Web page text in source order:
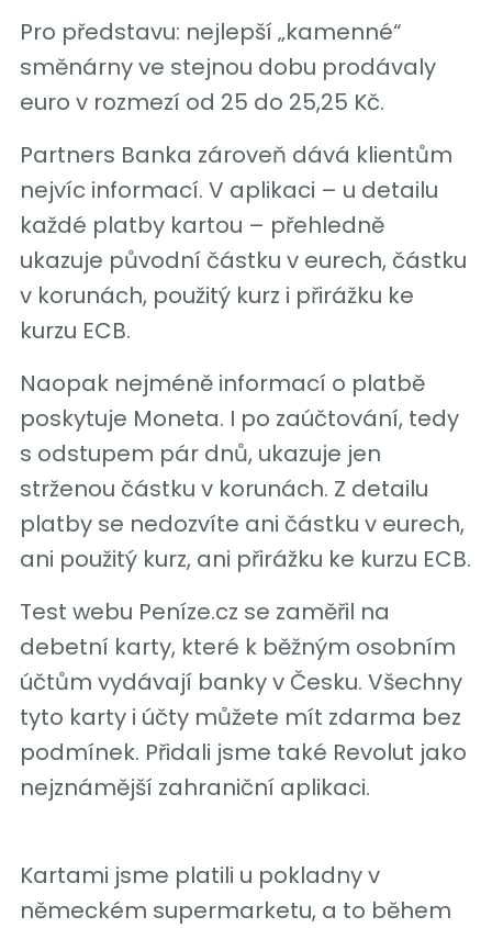
Pro představu: nejlepší „kamenné“
směnárny ve stejnou dobu prodávaly
euro v rozmezí od 25 do 25,25 Kč.
Partners Banka zároveň dává klientům
nejvíc informací. V aplikaci – u detailu
každé platby kartou – přehledně
ukazuje původní částku v eurech, částku
v korunách, použitý kurz i přirážku ke
kurzu ECB.
Naopak nejméně informací o platbě
poskytuje Moneta. I po zaúčtování, tedy
s odstupem pár dnů, ukazuje jen
strženou částku v korunách. Z detailu
platby se nedozvíte ani částku v eurech,
ani použitý kurz, ani přirážku ke kurzu ECB.
Test webu Peníze.cz se zaměřil na
debetní karty, které k běžným osobním
účtům vydávají banky v Česku. Všechny
tyto karty i účty můžete mít zdarma bez
podmínek. Přidali jsme také Revolut jako
nejznámější zahraniční aplikaci.
Kartami jsme platili u pokladny v
německém supermarketu, a to během